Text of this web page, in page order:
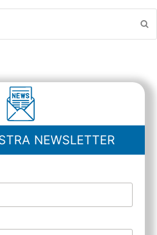
NEWSLETTER